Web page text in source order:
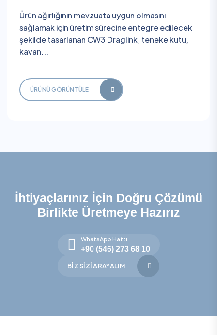
Ürün ağırlığının mevzuata uygun olmasını
sağlamak için üretim sürecine entegre edilecek
şekilde tasarlanan CW3 Draglink, teneke kutu,
kavan...
ÜRÜNÜ GÖRÜNTÜLE
İhtiyaçlarınız İçin Doğru Çözümü
Birlikte Üretmeye Hazırız
WhatsApp Hattı
+90 (546) 273 68 10
BIZ SIZI ARAYALIM